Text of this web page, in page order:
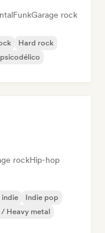
FunkGarage rock
Hard rock
rockHip-hop
indie
Indie pop
Heavy metal